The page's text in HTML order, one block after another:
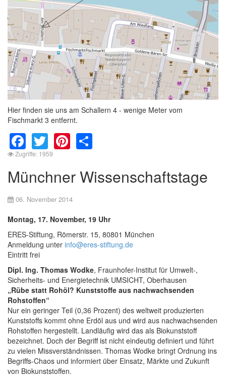
Hier finden sie uns am Schallern 4 - wenige Meter vom
Fischmarkt 3 entfernt.
Facebook
TwitterPinterest
Zugriffe: 1959
Münchner Wissenschaftstage
06. November 2014
Montag, 17. November, 19 Uhr
ERES-Stiftung, Römerstr. 15, 80801 München
Anmeldung unter info@eres-stiftung.de
Eintritt frei
Dipl. Ing. Thomas Wodke, Fraunhofer-Institut für Umwelt-,
Sicherheits- und Energietechnik UMSICHT, Oberhausen
„Rübe statt Rohöl? Kunststoffe aus nachwachsenden
Rohstoffen“
Nur ein geringer Teil (0,36 Prozent) des weltweit produzierten
Kunststoffs kommt ohne Erdöl aus und wird aus nachwachsenden
Rohstoffen hergestellt. Landläufig wird das als Biokunststoff
bezeichnet. Doch der Begriff ist nicht eindeutig definiert und führt
zu vielen Missverständnissen. Thomas Wodke bringt Ordnung ins
Begriffs-Chaos und informiert über Einsatz, Märkte und Zukunft
von Biokunststoffen.